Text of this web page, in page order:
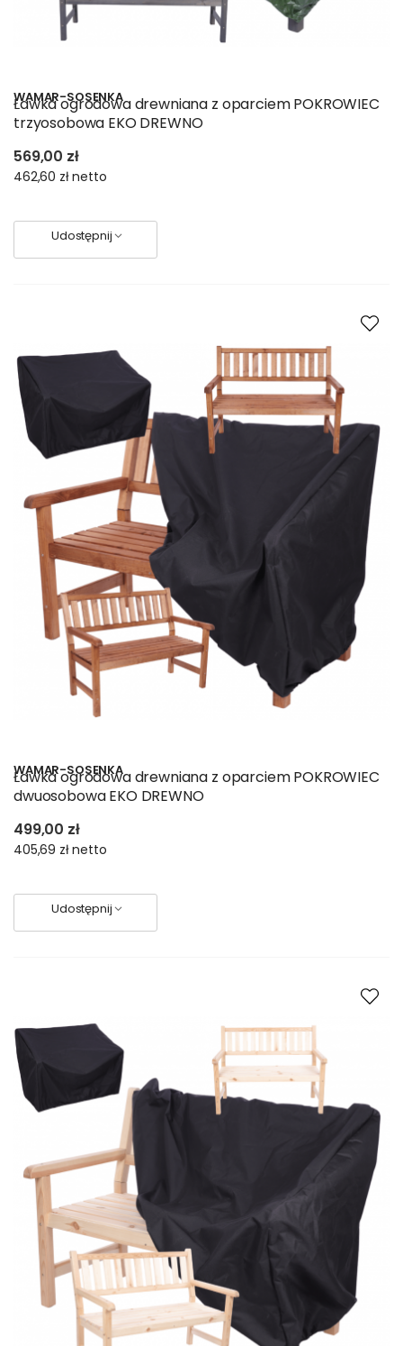
WAMAR-SOSENKA
Ławka ogrodowa drewniana z oparciem POKROWIEC
trzyosobowa EKO DREWNO
569,00 zł
462,60 złnetto
Udostępnij
WAMAR-SOSENKA
Ławka ogrodowa drewniana z oparciem POKROWIEC
dwuosobowa EKO DREWNO
499,00 zł
405,69 złnetto
Udostępnij